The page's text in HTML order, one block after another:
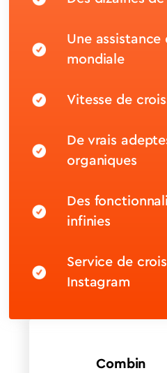
Une assistance
mondiale
Vitesse de
De vrais
organiques
Des
infinies
Service de
Instagram
Combin